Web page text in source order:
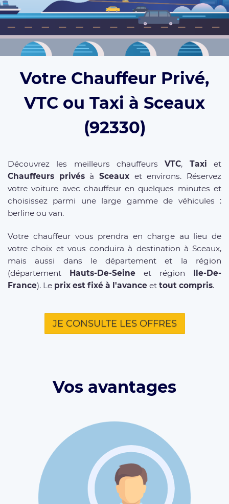
Votre Chauffeur Privé,
VTC ou Taxi à Sceaux
(92330)
Découvrez les meilleurs chauffeursVTC, Taxi et
Chauffeurs privésàSceaux et environs. Réservez
votre voiture avec chauffeur en quelques minutes et
choisissez parmi une large gamme de véhicules :
berline ou van.
Votre chauffeur vous prendra en charge au lieu de
votre choix et vous conduira à destination à Sceaux,
mais aussi dans le département et la région
(département
Hauts-De-Seine et région
Ile-De-
France). Le prix est fixé à l'avance et tout compris.
JE CONSULTE LES OFFRES
Vos avantages